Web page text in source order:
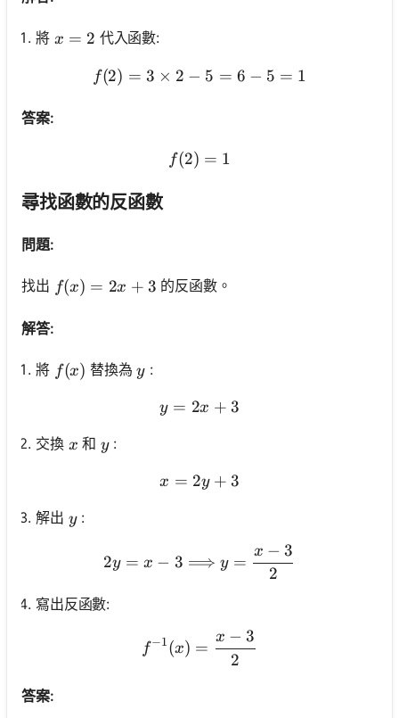
將 x=2
x = 2 代入函數:
f(2)=3 \times 2-5=6-5=1
f(2) = 3 × 2 − 5 = 6 − 5 = 1
答案:
f(2)=1
f(2) = 1
尋找函數的反函數
問題:
找出 f(x)=2 x+3
f(x) = 2x + 3 的反函數。
解答:
將 f(x)
f(x) 替換為y
y:
y=2 x+3
y = 2x + 3
交換 x
x 和 y
y:
x=2 y+3
x = 2y + 3
解出 y
y:
2 y=x-3
2y = x − 3 ⟹ y =
2
x − 3
寫出反函數:
f^{-1}(x)=\frac{x-3}{2}
f−1(x) =
2
x − 3
答案: